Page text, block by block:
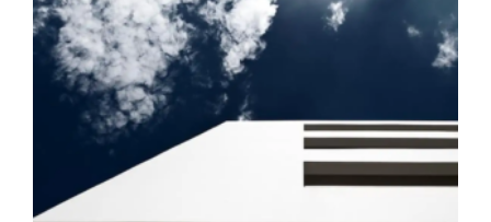
Νέα Διώροφη Κατοικία με Πισίνα στα
Σκροπονερια